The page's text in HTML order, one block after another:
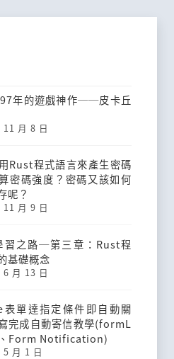
年的遊戲神作──皮卡丘
月 8 日
Rust程式語言來產生密碼
密碼強度？密碼又該如何
呢？
月 9 日
習之路─第三章：Rust程
基礎概念
月 13 日
單達指定條件即自動關
完成自動寄信教學(formL
Form Notification)
月 1 日